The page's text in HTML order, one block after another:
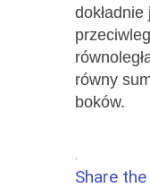
równy
boków.
Share